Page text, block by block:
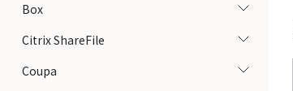
Box
Citrix ShareFile
Coupa